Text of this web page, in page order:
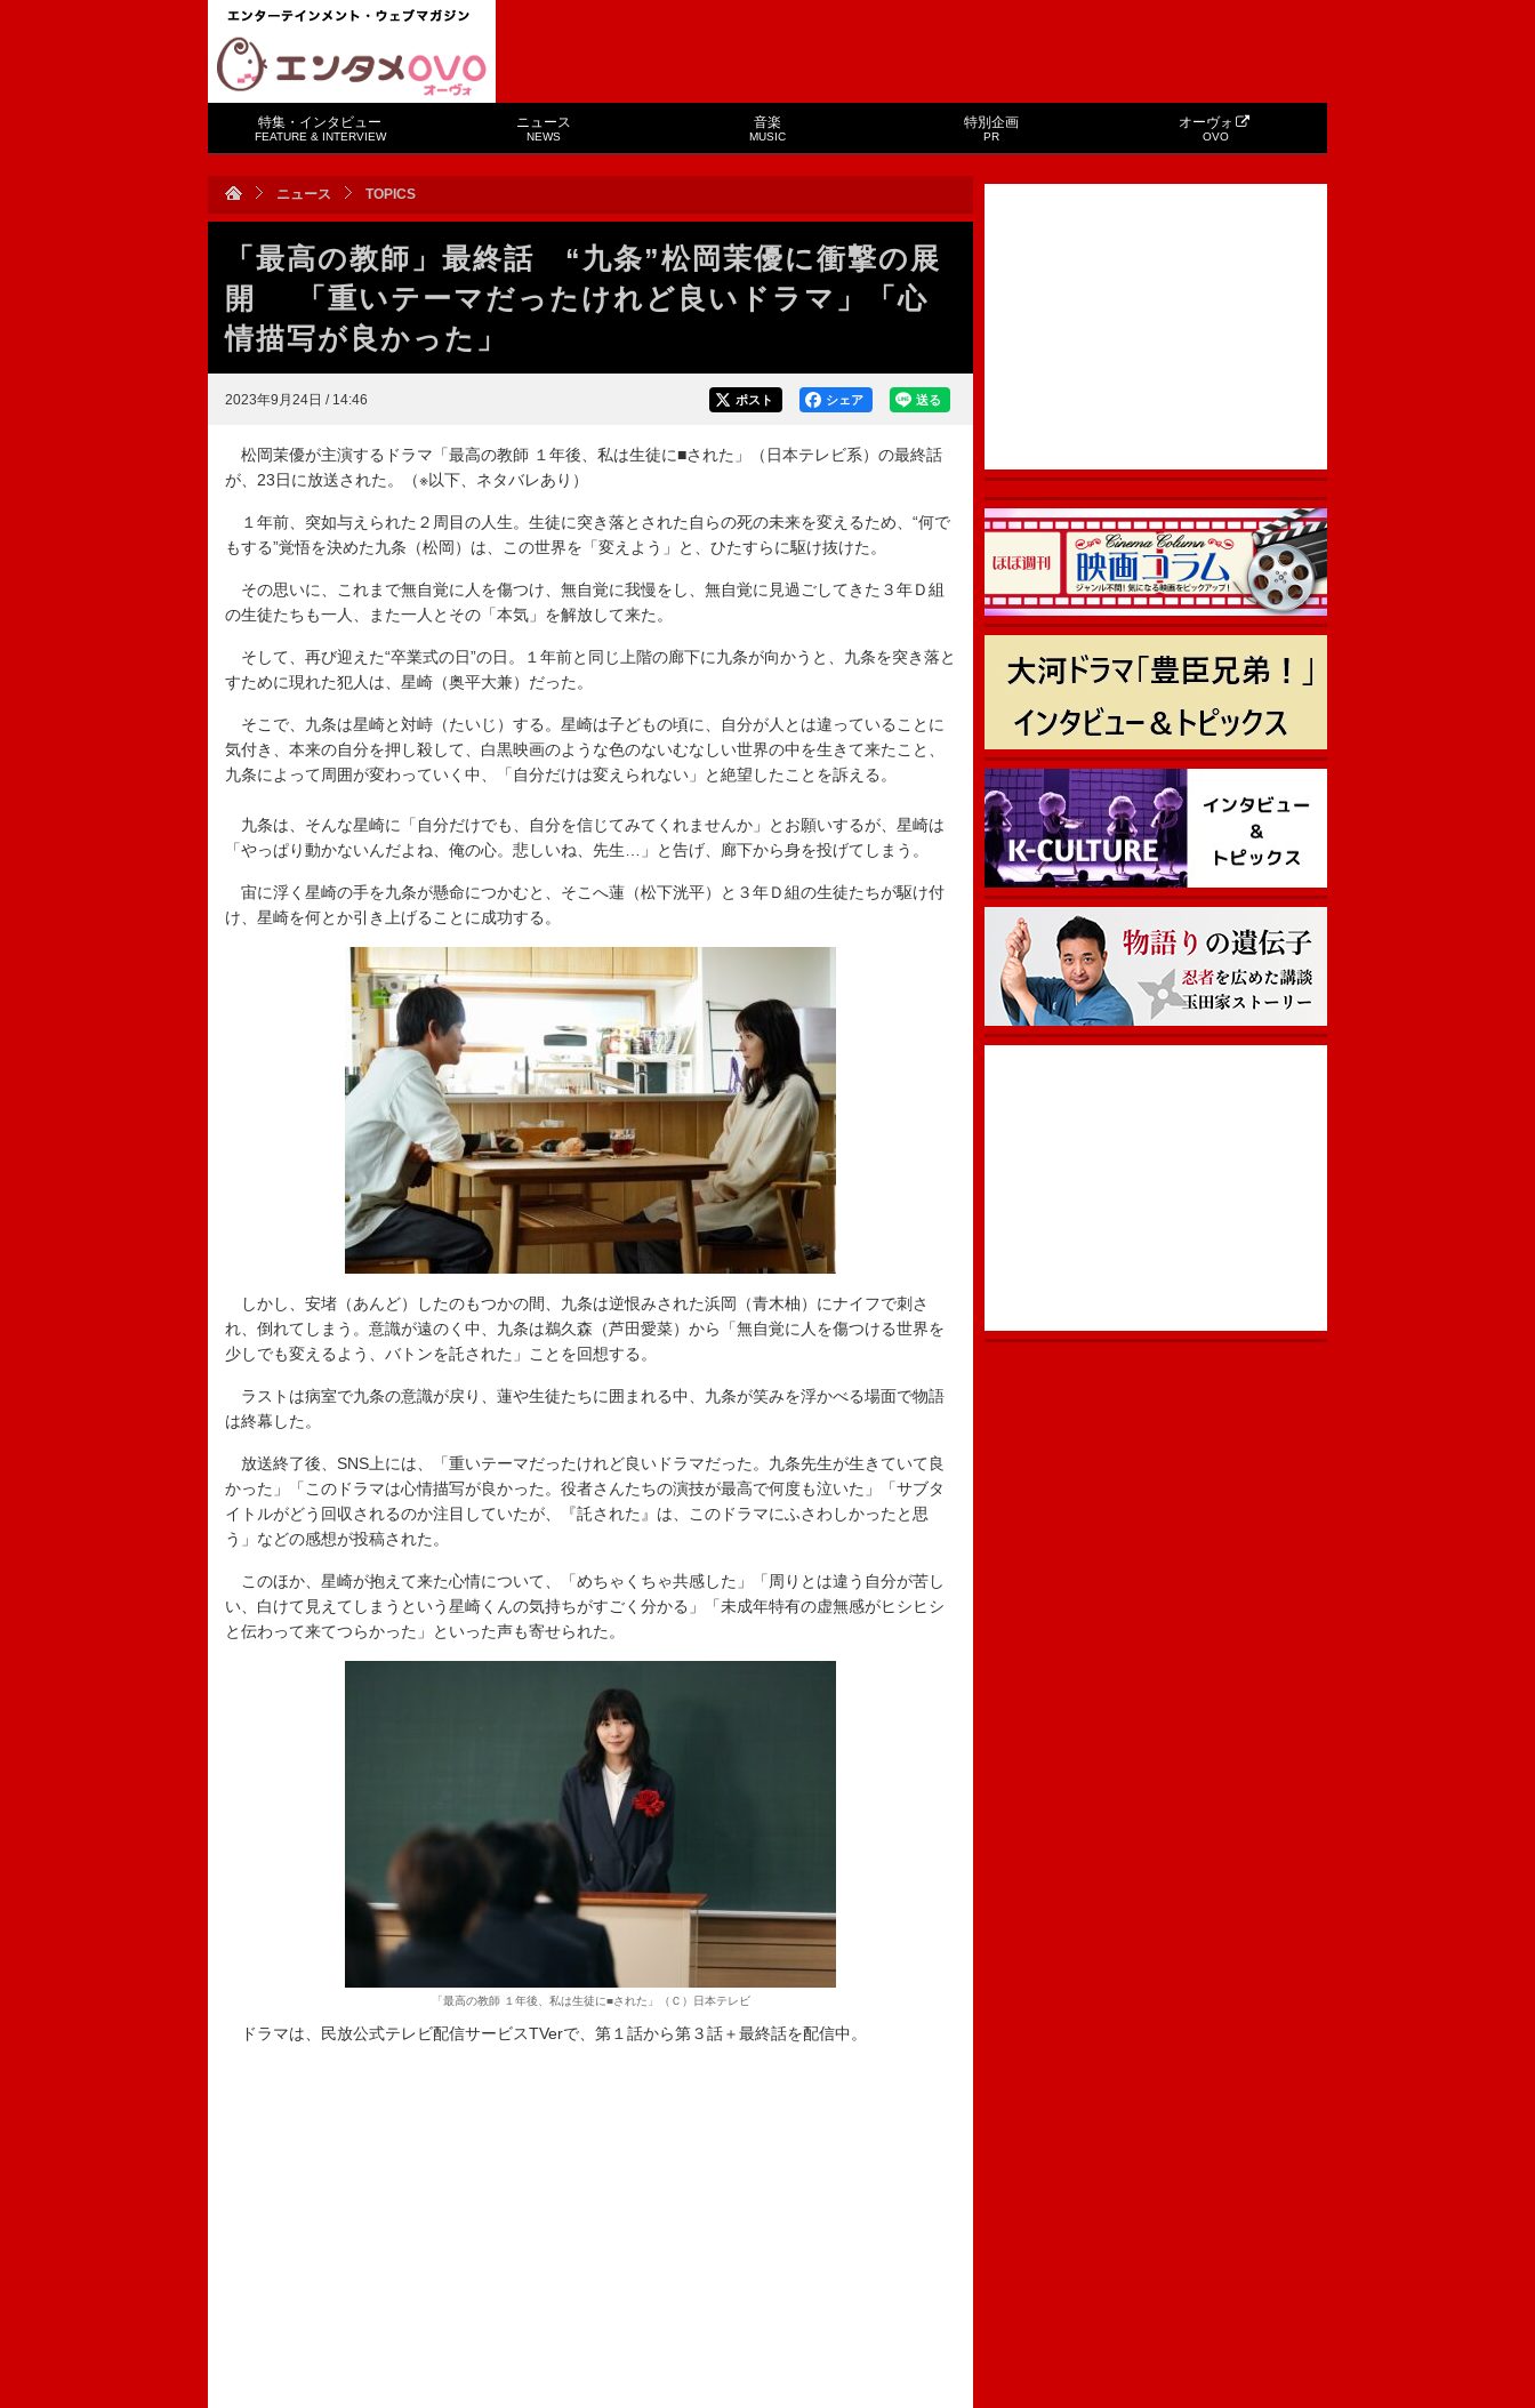
特集・インタビュー
FEATURE & INTERVIEW
ニュース
NEWS
音楽
MUSIC
特別企画
PR
オーヴォ
OVO
ニュース TOPICS
「最高の教師」最終話 “九条”松岡茉優に衝撃の展
開 「重いテーマだったけれど良いドラマ」「心
情描写が良かった」
2023年9月24日 / 14:46 送る
シェア
ポスト
松岡茉優が主演するドラマ「最高の教師 １年後、私は生徒に■された」（日本テレビ系）の最終話
が、23日に放送された。（※以下、ネタバレあり）
１年前、突如与えられた２周目の人生。生徒に突き落とされた自らの死の未来を変えるため、“何で
もする”覚悟を決めた九条（松岡）は、この世界を「変えよう」と、ひたすらに駆け抜けた。
その思いに、これまで無自覚に人を傷つけ、無自覚に我慢をし、無自覚に見過ごしてきた３年Ｄ組
の生徒たちも一人、また一人とその「本気」を解放して来た。
そして、再び迎えた“卒業式の日”の日。１年前と同じ上階の廊下に九条が向かうと、九条を突き落と
すために現れた犯人は、星崎（奥平大兼）だった。
そこで、九条は星崎と対峙（たいじ）する。星崎は子どもの頃に、自分が人とは違っていることに
気付き、本来の自分を押し殺して、白黒映画のような色のないむなしい世界の中を生きて来たこと、
九条によって周囲が変わっていく中、「自分だけは変えられない」と絶望したことを訴える。
九条は、そんな星崎に「自分だけでも、自分を信じてみてくれませんか」とお願いするが、星崎は
「やっぱり動かないんだよね、俺の心。悲しいね、先生…」と告げ、廊下から身を投げてしまう。
宙に浮く星崎の手を九条が懸命につかむと、そこへ蓮（松下洸平）と３年Ｄ組の生徒たちが駆け付
け、星崎を何とか引き上げることに成功する。
しかし、安堵（あんど）したのもつかの間、九条は逆恨みされた浜岡（青木柚）にナイフで刺さ
れ、倒れてしまう。意識が遠のく中、九条は鵜久森（芦田愛菜）から「無自覚に人を傷つける世界を
少しでも変えるよう、バトンを託された」ことを回想する。
ラストは病室で九条の意識が戻り、蓮や生徒たちに囲まれる中、九条が笑みを浮かべる場面で物語
は終幕した。
放送終了後、SNS上には、「重いテーマだったけれど良いドラマだった。九条先生が生きていて良
かった」「このドラマは心情描写が良かった。役者さんたちの演技が最高で何度も泣いた」「サブタ
イトルがどう回収されるのか注目していたが、『託された』は、このドラマにふさわしかったと思
う」などの感想が投稿された。
このほか、星崎が抱えて来た心情について、「めちゃくちゃ共感した」「周りとは違う自分が苦し
い、白けて見えてしまうという星崎くんの気持ちがすごく分かる」「未成年特有の虚無感がヒシヒシ
と伝わって来てつらかった」といった声も寄せられた。
「最高の教師 １年後、私は生徒に■された」（Ｃ）日本テレビ
ドラマは、民放公式テレビ配信サービスTVerで、第１話から第３話＋最終話を配信中。